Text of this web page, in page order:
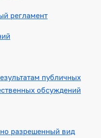
регламент
публичных
обсуждений
разрешенный вид